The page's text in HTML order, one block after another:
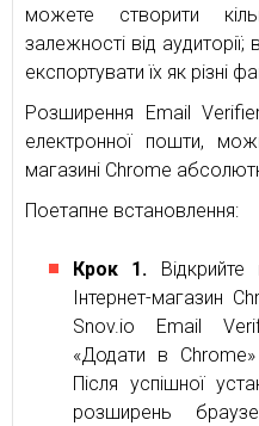
можете створити
залежності від аудиторії;
експортувати їх як різні
Розширення Email
електронної пошти,
магазині Chrome
Поетапне встановлення:
Крок 1.
Інтернет-магазин
Snov.io Email
«Додати в Chrome»
Після успішної
розширень